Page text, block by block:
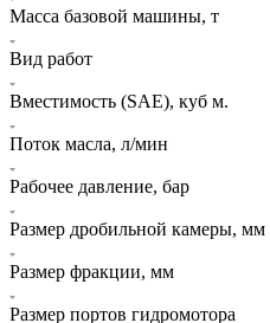
Масса базовой машины, т
Вид работ
Вместимость (SAE), куб м.
Поток масла, л/мин
Рабочее давление, бар
Размер дробильной камеры, мм
Размер фракции, мм
Размер портов гидромотора